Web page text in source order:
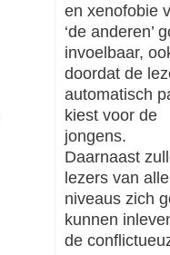
en xenofobie
‘de anderen’
invoelbaar,
doordat de
automatisch
kiest voor de
jongens.
Daarnaast
lezers van alle
niveaus zich
kunnen
de